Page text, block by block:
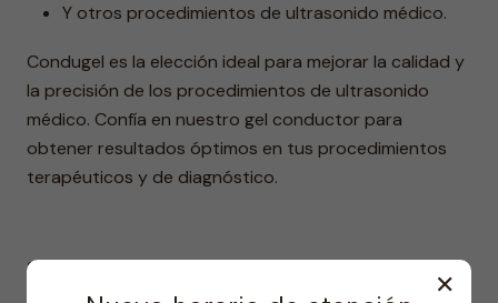
Y otros procedimientos de ultrasonido médico.
Condugel es la elección ideal para mejorar la calidad y
la precisión de los procedimientos de ultrasonido
médico. Confía en nuestro gel conductor para
obtener resultados óptimos en tus procedimientos
terapéuticos y de diagnóstico.
SHARE
✕